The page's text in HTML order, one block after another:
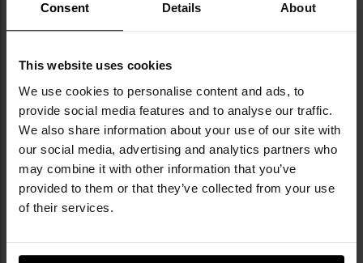
Consent Details About
This website uses cookies
We use cookies to personalise content and ads, to
provide social media features and to analyse our traffic.
We also share information about your use of our site with
our social media, advertising and analytics partners who
may combine it with other information that you’ve
provided to them or that they’ve collected from your use
of their services.
індивідуальних особливостей фігури.
додатковими петлями для кріплення, наприклад,
карабіну.